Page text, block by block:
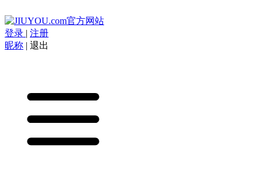
登录 | 注册
昵称 | 退出